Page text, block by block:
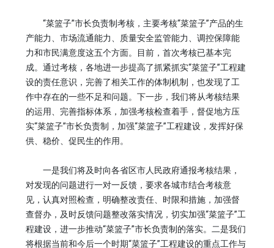
“菜篮子”市长负责制考核，主要考核“菜篮子”产品的生
产能力、市场流通能力、质量安全监管能力、调控保障能
力和市民满意度这五个方面。目前，首次考核已基本完
成。通过考核，各地进一步提高了抓紧抓实“菜篮子”工程建
设的责任意识，完善了相关工作的体制机制，也发现了工
作中存在的一些不足和问题。下一步，我们将从考核结果
的运用、完善指标体系，加强考核检查着手，督促地方压
实“菜篮子”市长负责制，加强“菜篮子”工程建设，发挥好保
供、稳价、促民生的作用。
一是我们将及时向各省区市人民政府通报考核结果，
对发现的问题进行一对一反馈，要求各城市结合考核意
见，认真对照检查，明确整改责任、时限和措施，加强督
查督办，及时反馈问题整改落实情况，切实加强“菜篮子”工
程建设，进一步推动“菜篮子”市长负责制的落实。二是我们
将根据当前和今后一个时期“菜篮子”工程建设的重点工作与